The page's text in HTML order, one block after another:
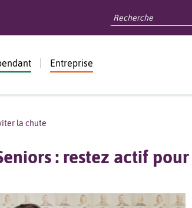
Entreprise
la chute
: restez actif